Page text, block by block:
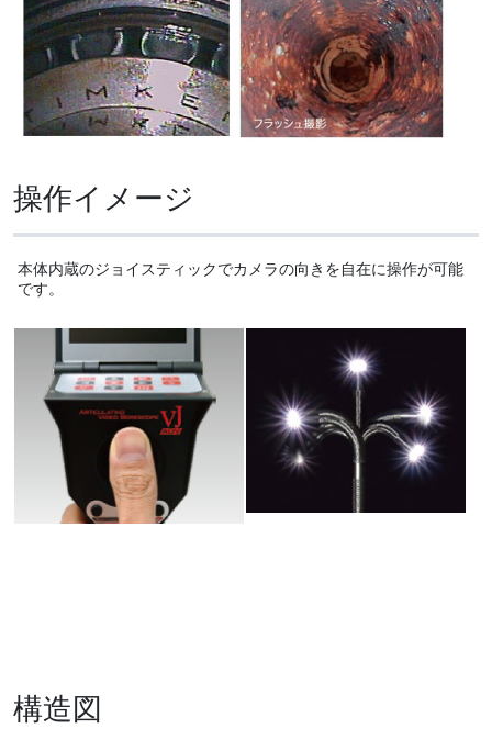
操作イメージ
本体内蔵のジョイスティックでカメラの向きを自在に操作が可能
です。
構造図